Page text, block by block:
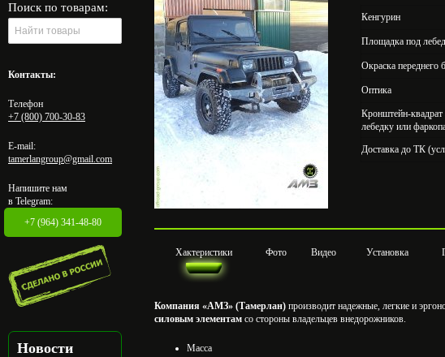
Поиск по товарам:
Контакты:
Телефон
+7 (800) 700-30-83
E-mail:
tamerlangroup@gmail.com
Напишите нам
в Telegram:
+7 (964) 341-48-80
Новости
Кенгурин
Площадка под
Окраска переднего
Оптика
Кронштейн-
лебедку или
Доставка до ТК
Хактеристики Фото Видео Установка
Компания «АМЗ» (Тамерлан) производит надежные, легкие и
силовым элементам со стороны владельцев внедорожников.
Масса